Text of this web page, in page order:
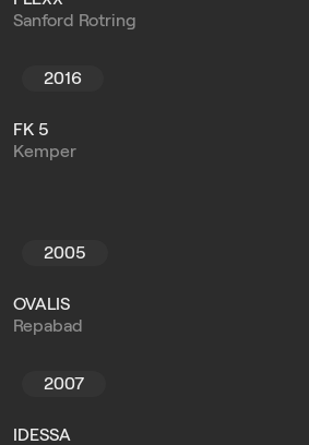
Sanford Rotring
2016
FK 5
Kemper
2005
OVALIS
Repabad
2007
IDESSA